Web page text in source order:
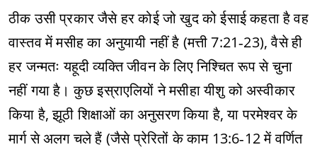
ठीक उसी प्रकार जैसे हर कोई जो खुद को ईसाई कहता है वह
वास्तव में मसीह का अनुयायी नहीं है (मत्ती 7:21‑23), वैसे ही
हर जन्मतः यहूदी व्यक्ति जीवन के लिए निश्चित रूप से चुना
नहीं गया है। कुछ इस्राएलियों ने मसीहा यीशु को अस्वीकार
किया है, झूठी शिक्षाओं का अनुसरण किया है, या परमेश्वर के
मार्ग से अलग चले हैं (जैसे प्रेरितों के काम 13:6‑12 में वर्णित